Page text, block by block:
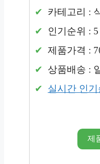
카테고리 :
인기순위 : 5
제품가격 :
상품배송 :
실시간 인기
제